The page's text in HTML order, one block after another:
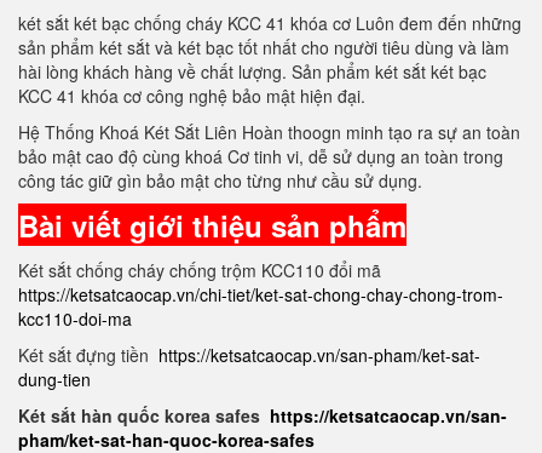
két sắt két bạc chống cháy KCC 41 khóa cơ Luôn đem đến những
sản phẩm két sắt và két bạc tốt nhất cho người tiêu dùng và làm
hài lòng khách hàng về chất lượng. Sản phẩm két sắt két bạc
KCC 41 khóa cơ công nghệ bảo mật hiện đại.
Hệ Thống Khoá Két Sắt Liên Hoàn thoogn minh tạo ra sự an toàn
bảo mật cao độ cùng khoá Cơ tinh vi, dễ sử dụng an toàn trong
công tác giữ gìn bảo mật cho từng như cầu sử dụng.
Bài viết giới thiệu sản phẩm
Két sắt chống cháy chống trộm KCC110 đổi mã
https://ketsatcaocap.vn/chi-tiet/ket-sat-chong-chay-chong-trom-
kcc110-doi-ma
Két sắt đựng tiền https://ketsatcaocap.vn/san-pham/ket-sat-
dung-tien
Két sắt hàn quốc korea safes https://ketsatcaocap.vn/san-
pham/ket-sat-han-quoc-korea-safes